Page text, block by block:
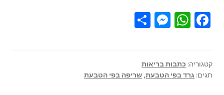
Fa
o
o
W
sA
p
M
n
ge
S
e
קטגוריה: כתבות בריאות
תגים: גרד בפי הטבעת, שריפה בפי הטבעת